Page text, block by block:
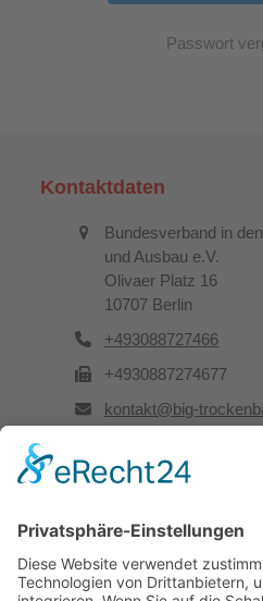
Passwort
Kontaktdaten
Bundesverband in
und Ausbau e.V.
Olivaer Platz 16
10707 Berlin
+493088727466
+4930887274677
kontakt@big-
Rechtliches
Kontakt